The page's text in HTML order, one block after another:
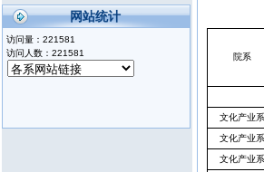
院系
文化产业系
文化产业系
文化产业系
网站统计
访问量：221581
访问人数：221581